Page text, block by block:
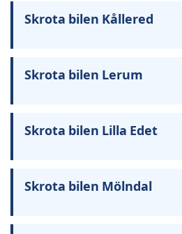
Skrota bilen Kållered
Skrota bilen Lerum
Skrota bilen Lilla Edet
Skrota bilen Mölndal